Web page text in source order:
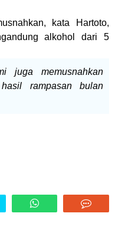
kata Hartoto,
alkohol dari 5
juga memusnahkan
rampasan bulan